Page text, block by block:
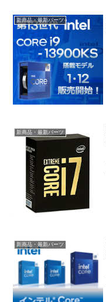
新商品・最新パーツ
新商品・最新パーツ
新商品・最新パーツ